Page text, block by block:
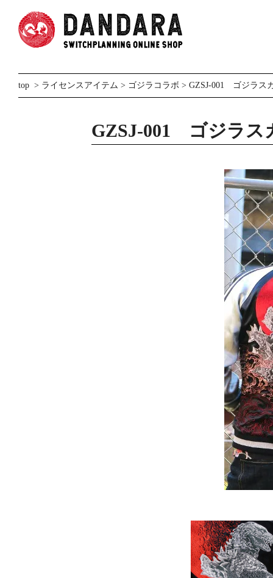
top > ライセンスアイテム > ゴジラコラボ > GZSJ-001 ゴジラス
GZSJ-001 ゴジラス